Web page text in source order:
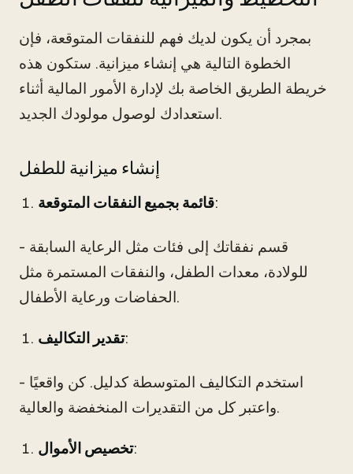
بمجرد أن يكون لديك فهم للنفقات المتوقعة، فإن
الخطوة التالية هي إنشاء ميزانية. ستكون هذه
خريطة الطريق الخاصة بك لإدارة الأمور المالية أثناء
استعدادك لوصول مولودك الجديد.
إنشاء ميزانية للطفل
قائمة بجميع النفقات المتوقعة:
- قسم نفقاتك إلى فئات مثل الرعاية السابقة
للولادة، معدات الطفل، والنفقات المستمرة مثل
الحفاضات ورعاية الأطفال.
تقدير التكاليف:
- استخدم التكاليف المتوسطة كدليل. كن واقعيًا
واعتبر كل من التقديرات المنخفضة والعالية.
تخصيص الأموال: